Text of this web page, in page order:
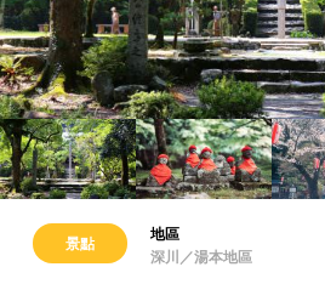
景點
地區
深川／湯本地區